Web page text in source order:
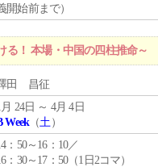
開始前まで）
！ 本場・中国の四柱推命～
田 昌征
月 24日 ～ 4月 4日
Week（土）
：50～16：10／
：30～17：50（1日2コマ）